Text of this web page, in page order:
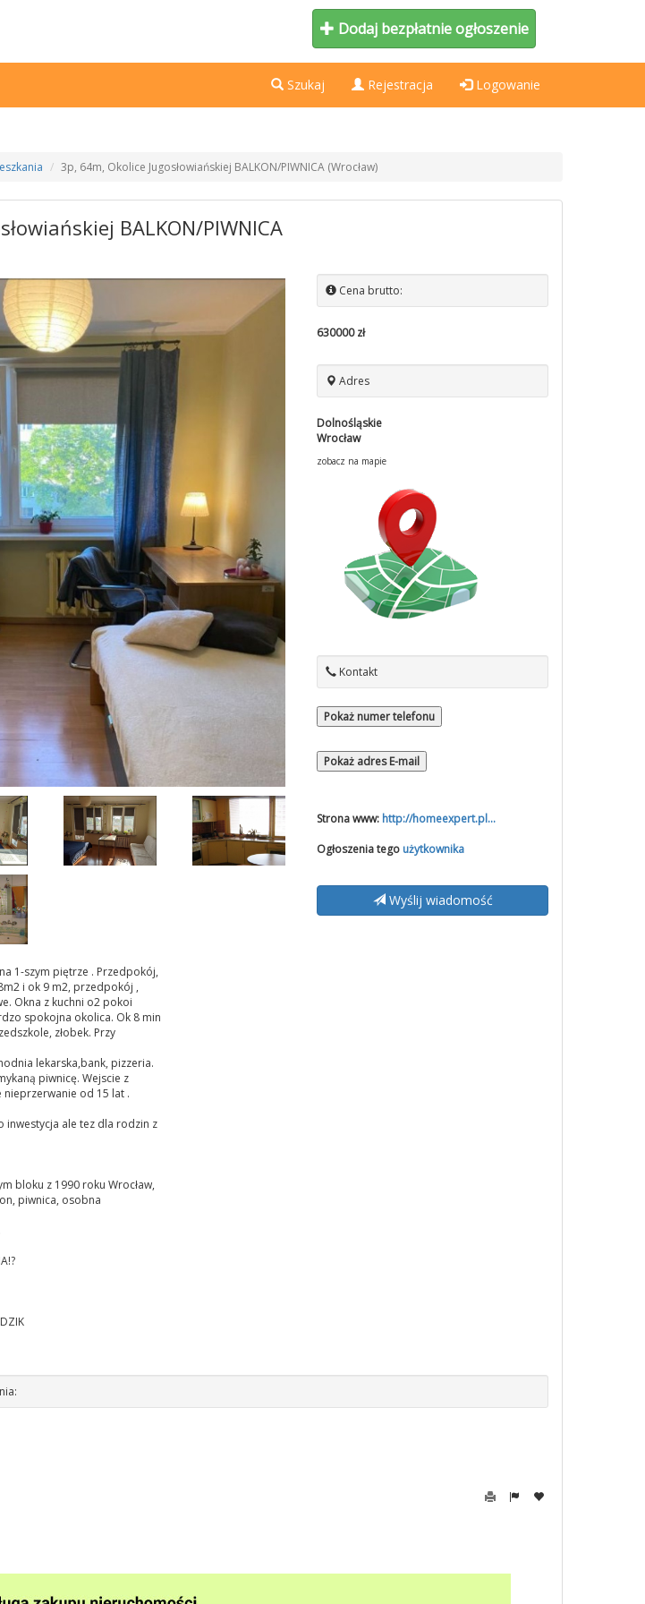
Dodaj bezpłatnie ogłoszenie
Szukaj Rejestracja Logowanie
3p, 64m, Okolice Jugosłowiańskiej BALKON/PIWNICA (Wrocław)
BALKON/PIWNICA
Cena brutto:
630000 zł
Adres
Dolnośląskie
Wrocław
zobacz na mapie
Kontakt
Pokaż numer telefonu
Pokaż adres E-mail
Strona www: http://homeexpert.pl...
Ogłoszenia tego użytkownika
Wyślij wiadomość
1-szym piętrze . Przedpokój,
i ok 9 m2, przedpokój ,
Okna z kuchni o2 pokoi
spokojna okolica. Ok 8 min
złobek. Przy
lekarska,bank, pizzeria.
piwnicę. Wejscie z
od 15 lat .
inwestycja ale tez dla rodzin z
bloku z 1990 roku Wrocław,
piwnica, osobna